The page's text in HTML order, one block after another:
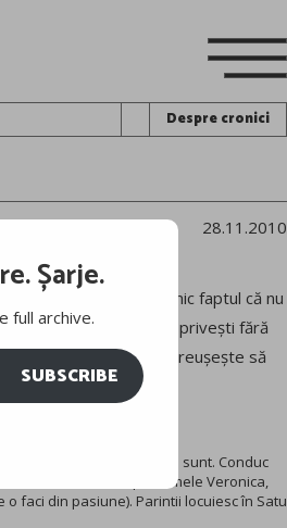
Despre cronici
28.11.2010
asta nu scuză cu nimic faptul că nu
sunt lucruri pe care le privești fără
ca tu să fii cel care reușește să
si un visator. Visator inca sunt. Conduc
Am o surioara pe numele Veronica,
faci din pasiune). Parintii locuiesc în Satu
Șarje.
full archive.
SUBSCRIBE